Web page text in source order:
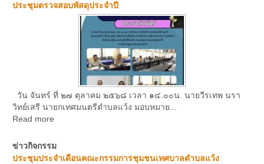
ประชุมตรวจสอบพัสดุประจำปี
วัน จันทร์ ที่ ๒๗ ตุลาคม ๒๕๖๘ เวลา ๑๔.๐๐น. นายวีรเทพ นรา
วิทย์เสรี นายกเทศมนตรีตำบลแว้ง มอบหมาย...
Read more
ข่าวกิจกรรม
ประชุมประจำเดือนคณะกรรมการชุมชนเทศบาลตำบลแว้ง